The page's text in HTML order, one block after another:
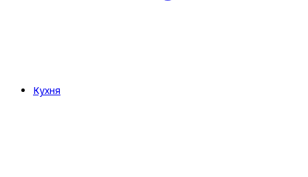
Кухня